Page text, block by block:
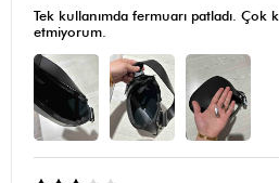
Tek kullanımda fermuarı patladı. Çok
etmiyorum.